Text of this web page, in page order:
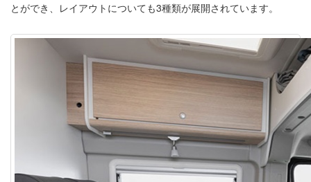
とができ、レイアウトについても3種類が展開されています。